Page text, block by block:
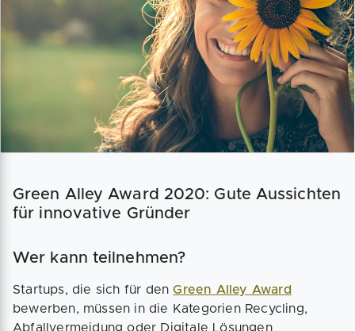
Green Alley Award 2020: Gute Aussichten
für innovative Gründer
Wer kann teilnehmen?
Startups, die sich für denGreen Alley Award
bewerben, müssen in die Kategorien Recycling,
Abfallvermeidung oder Digitale Lösungen